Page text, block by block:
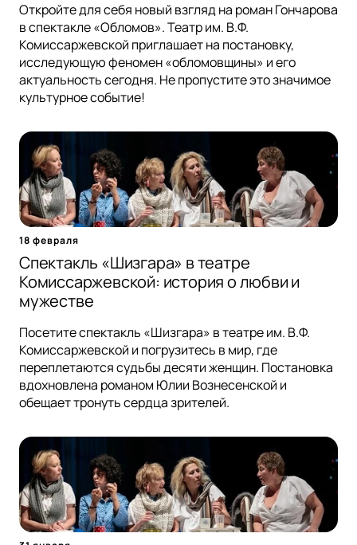
Откройте для себя новый взгляд на роман Гончарова
в спектакле «Обломов». Театр им. В.Ф.
Комиссаржевской приглашает на постановку,
исследующую феномен «обломовщины» и его
актуальность сегодня. Не пропустите это значимое
культурное событие!
18 февраля
Спектакль «Шизгара» в театре
Комиссаржевской: история о любви и
мужестве
Посетите спектакль «Шизгара» в театре им. В.Ф.
Комиссаржевской и погрузитесь в мир, где
переплетаются судьбы десяти женщин. Постановка
вдохновлена романом Юлии Вознесенской и
обещает тронуть сердца зрителей.